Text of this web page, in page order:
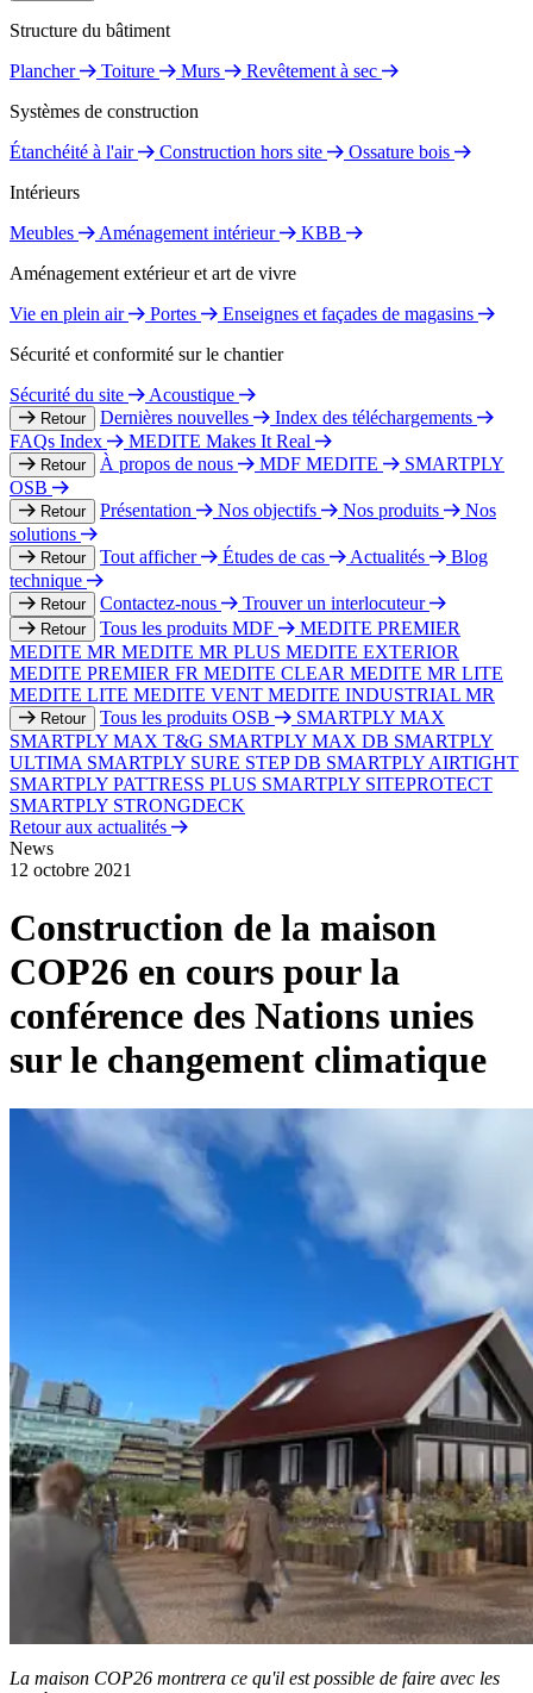
Structure du bâtiment
Plancher
Toiture Murs
Revêtement à sec
Systèmes de construction
Étanchéité à l'air
Construction hors site
Ossature bois
Intérieurs
Meubles
Aménagement intérieur
KBB
Aménagement extérieur et art de vivre
Vie en plein air
Portes
Enseignes et façades de magasins
Sécurité et conformité sur le chantier
Sécurité du site
Acoustique
Retour Dernières nouvelles
Index des téléchargements
FAQs Index
MEDITE Makes It Real
Retour À propos de nous MDF MEDITE
SMARTPLY
OSB
Retour Présentation Nos objectifs Nos produits
Nos
solutions
Retour Tout afficher Études de cas Actualités
Blog
technique
Retour Contactez-nous Trouver un interlocuteur
Retour Tous les produits MDF
MEDITE PREMIER
MEDITE MR MEDITE MR PLUS MEDITE EXTERIOR
MEDITE PREMIER FR MEDITE CLEAR MEDITE MR LITE
MEDITE LITE MEDITE VENT MEDITE INDUSTRIAL MR
Retour Tous les produits OSB
SMARTPLY MAX
SMARTPLY MAX T&G SMARTPLY MAX DB SMARTPLY
ULTIMA SMARTPLY SURE STEP DB SMARTPLY AIRTIGHT
SMARTPLY PATTRESS PLUS SMARTPLY SITEPROTECT
SMARTPLY STRONGDECK
Retour aux actualités
News
12 octobre 2021
Construction de la maison
COP26 en cours pour la
conférence des Nations unies
sur le changement climatique
La maison COP26 montrera ce qu'il est possible de faire avec les